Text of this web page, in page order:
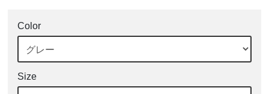
Color
Size